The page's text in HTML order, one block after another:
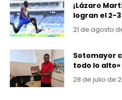
¡Lázaro
logran el 2-
21 de agosto
Sotomayor
todo lo alto»
28 de julio de